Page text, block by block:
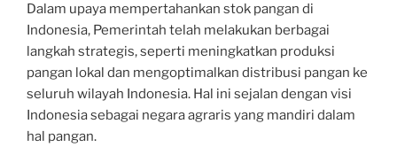
Dalam upaya mempertahankan stok pangan di
Indonesia, Pemerintah telah melakukan berbagai
langkah strategis, seperti meningkatkan produksi
pangan lokal dan mengoptimalkan distribusi pangan ke
seluruh wilayah Indonesia. Hal ini sejalan dengan visi
Indonesia sebagai negara agraris yang mandiri dalam
hal pangan.